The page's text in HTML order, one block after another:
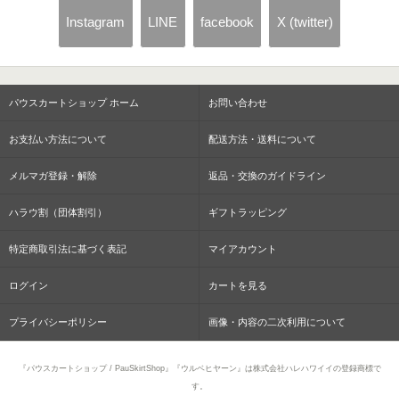
Instagram LINE facebook X (twitter)
パウスカートショップ ホーム お問い合わせ
お支払い方法について 配送方法・送料について
メルマガ登録・解除 返品・交換のガイドライン
ハラウ割（団体割引） ギフトラッピング
特定商取引法に基づく表記 マイアカウント
ログイン カートを見る
プライバシーポリシー 画像・内容の二次利用について
『パウスカートショップ / PauSkirtShop』『ウルベヒヤーン』は株式会社ハレハワイイの登録商標で
す。